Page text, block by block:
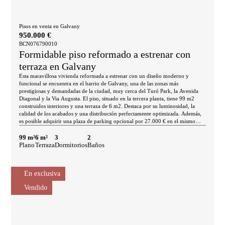
Pisos en venta en Galvany
950.000 €
BCN076790010
Formidable piso reformado a estrenar con
terraza en Galvany
Esta maravillosa vivienda reformada a estrenar con un diseño moderno y
funcional se encuentra en el barrio de Galvany, una de las zonas más
prestigiosas y demandadas de la ciudad, muy cerca del Turó Park, la Avenida
Diagonal y la Via Augusta. El piso, situado en la tercera planta, tiene 99 m2
construidos interiores y una terraza de 6 m2. Destaca por su luminosidad, la
calidad de los acabados y una distribución perfectamente optimizada. Además,
es posible adquirir una plaza de parking opcional por 27.000 € en el mismo
agradable y con salida directa a la terraza, que da a la calle. Es un espacio ideal
para desayunar al aire libre, trabajar desde casa o crear un rincón chill-out
La vivienda dispone de 3 habitaciones, una de ellas en suite con cuarto de baño
integrado y zona de tocador, ofreciendo un espacio privado y muy cómodo.
Las otras 2 habitaciones son una doble en suite con cuarto de baño privado y
salida a la terraza, y una individual amplia. El piso se entrega totalmente
amueblado y está equipado con suelos de parquet, aire acondicionado,
99 m²
Plano
6 m²
Terraza
3
Dormitorios
2
Baños
En exclusiva
Vendido